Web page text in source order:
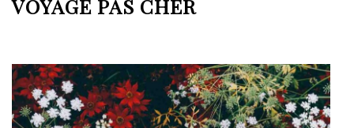
VOYAGE PAS CHER